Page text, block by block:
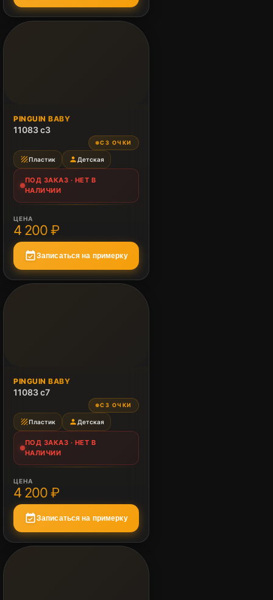
ПОД ЗАКАЗ
Нет в наличии
PINGUIN BABY
11083 c3
●СЗ ОЧКИ
textureПластик person Детская
ПОД ЗАКАЗ · НЕТ В
НАЛИЧИИ
ЦЕНА
4 200 ₽
event_availableЗаписаться на примерку
ПОД ЗАКАЗ
Нет в наличии
PINGUIN BABY
11083 c7
●СЗ ОЧКИ
textureПластик person Детская
ПОД ЗАКАЗ · НЕТ В
НАЛИЧИИ
ЦЕНА
4 200 ₽
event_availableЗаписаться на примерку